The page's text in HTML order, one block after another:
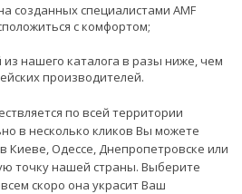
созданных специалистами AMF
с комфортом;
из нашего каталога в разы ниже, чем
производителей.
по всей территории
в несколько кликов Вы можете
Киеве, Одессе, Днепропетровске или
точку нашей страны. Выберите
скоро она украсит Ваш